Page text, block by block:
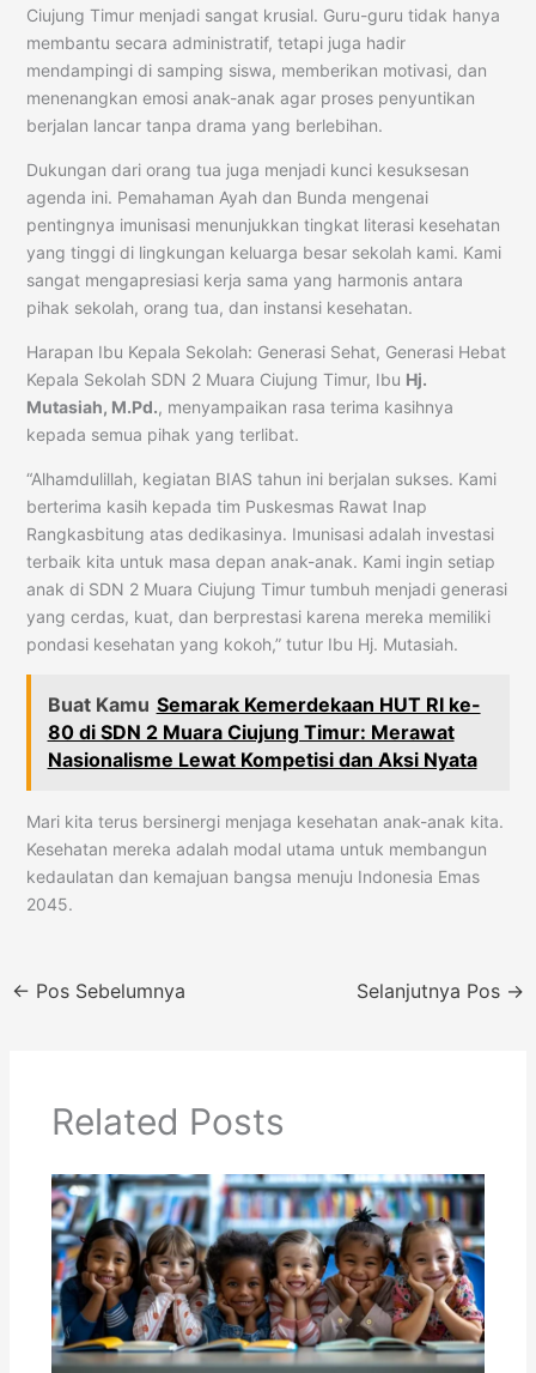
Ciujung Timur menjadi sangat krusial. Guru-guru tidak hanya
membantu secara administratif, tetapi juga hadir
mendampingi di samping siswa, memberikan motivasi, dan
menenangkan emosi anak-anak agar proses penyuntikan
berjalan lancar tanpa drama yang berlebihan.
Dukungan dari orang tua juga menjadi kunci kesuksesan
agenda ini. Pemahaman Ayah dan Bunda mengenai
pentingnya imunisasi menunjukkan tingkat literasi kesehatan
yang tinggi di lingkungan keluarga besar sekolah kami. Kami
sangat mengapresiasi kerja sama yang harmonis antara
pihak sekolah, orang tua, dan instansi kesehatan.
Harapan Ibu Kepala Sekolah: Generasi Sehat, Generasi Hebat
Kepala Sekolah SDN 2 Muara Ciujung Timur, Ibu Hj.
Mutasiah, M.Pd., menyampaikan rasa terima kasihnya
kepada semua pihak yang terlibat.
“Alhamdulillah, kegiatan BIAS tahun ini berjalan sukses. Kami
berterima kasih kepada tim Puskesmas Rawat Inap
Rangkasbitung atas dedikasinya. Imunisasi adalah investasi
terbaik kita untuk masa depan anak-anak. Kami ingin setiap
anak di SDN 2 Muara Ciujung Timur tumbuh menjadi generasi
yang cerdas, kuat, dan berprestasi karena mereka memiliki
pondasi kesehatan yang kokoh,” tutur Ibu Hj. Mutasiah.
Buat Kamu Semarak Kemerdekaan HUT RI ke-
80 di SDN 2 Muara Ciujung Timur: Merawat
Nasionalisme Lewat Kompetisi dan Aksi Nyata
Mari kita terus bersinergi menjaga kesehatan anak-anak kita.
Kesehatan mereka adalah modal utama untuk membangun
kedaulatan dan kemajuan bangsa menuju Indonesia Emas
2045.
← Pos Sebelumnya Selanjutnya Pos →
Related Posts